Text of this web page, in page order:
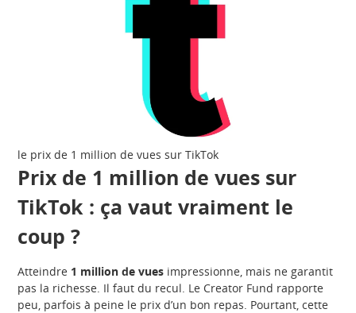
le prix de 1 million de vues sur TikTok
Prix de 1 million de vues sur
TikTok : ça vaut vraiment le
coup ?
Atteindre 1 million de vues impressionne, mais ne garantit
pas la richesse. Il faut du recul. Le Creator Fund rapporte
peu, parfois à peine le prix d’un bon repas. Pourtant, cette